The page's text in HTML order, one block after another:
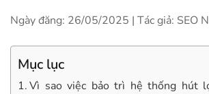
Ngày đăng: 26/05/2025 | Tác giả: SEO
Mục lục
Vì sao việc bảo trì hệ thống hút